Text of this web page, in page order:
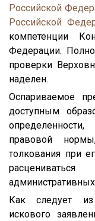
Российской
Российской
компетенции
Федерации.
проверки
наделен.
Оспариваемое
доступным
правовой
толкования при
Как следует из
искового